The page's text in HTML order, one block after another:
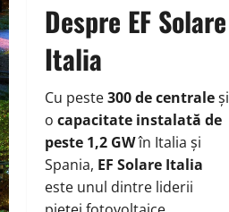
Despre EF Solare
Italia
Cu peste300 de centraleși
o capacitate instalată de
peste 1,2 GWîn Italia și
Spania, EF Solare Italia
este unul dintre liderii